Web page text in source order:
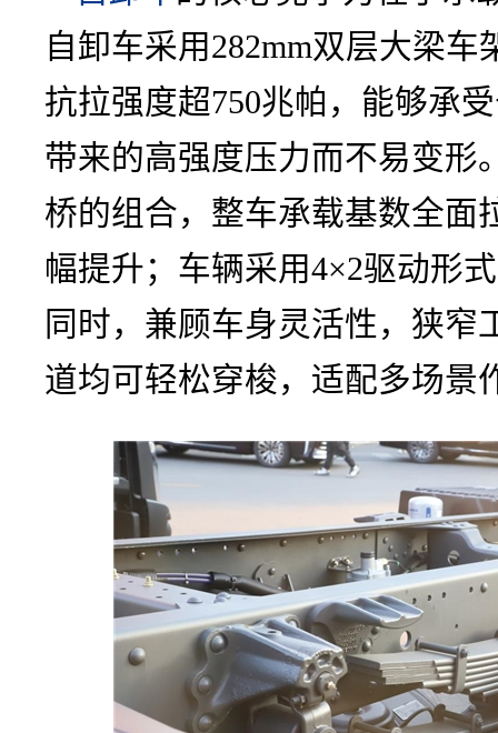
自卸车采用282mm双层大梁
抗拉强度超750兆帕，能够承
带来的高强度压力而不易变形
桥的组合，整车承载基数全面
幅提升；车辆采用4×2驱动形
同时，兼顾车身灵活性，狭窄
道均可轻松穿梭，适配多场景